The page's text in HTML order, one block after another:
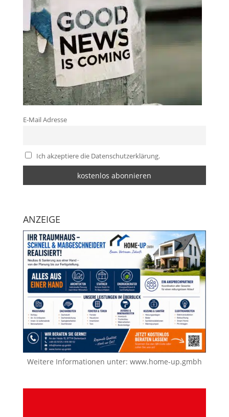
E-Mail Adresse
Ich akzeptiere die Datenschutzerklärung.
ANZEIGE
Weitere Informationen unter: www.home-up.gmbh